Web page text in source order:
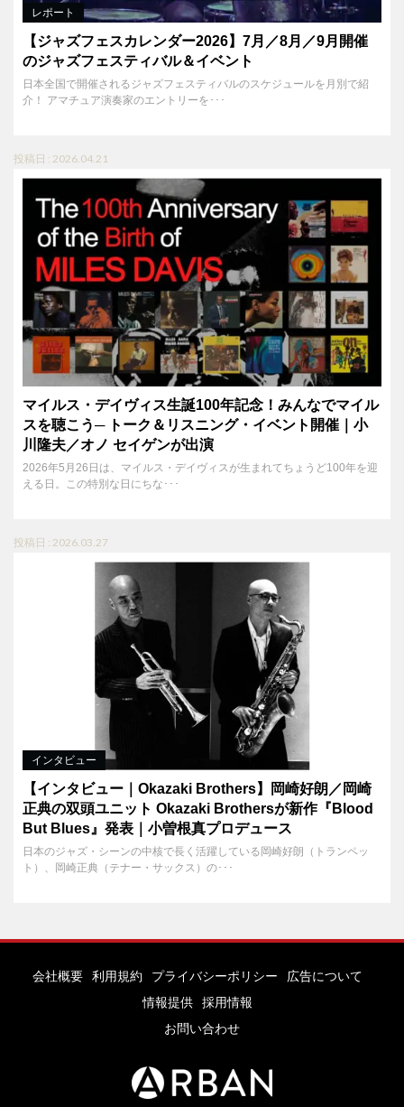
レポート
【ジャズフェスカレンダー2026】7月／8月／9月開催
のジャズフェスティバル＆イベント
日本全国で開催されるジャズフェスティバルのスケジュールを月別で紹
介！ アマチュア演奏家のエントリーを･･･
投稿日 : 2026.04.21
マイルス・デイヴィス生誕100年記念！みんなでマイル
スを聴こう─ トーク＆リスニング・イベント開催｜小
川隆夫／オノ セイゲンが出演
2026年5月26日は、マイルス・デイヴィスが生まれてちょうど100年を迎
える日。この特別な日にちな･･･
投稿日 : 2026.03.27
インタビュー
【インタビュー｜Okazaki Brothers】岡崎好朗／岡崎
正典の双頭ユニット Okazaki Brothersが新作『Blood
But Blues』発表｜小曽根真プロデュース
日本のジャズ・シーンの中核で長く活躍している岡崎好朗（トランペッ
ト）、岡崎正典（テナー・サックス）の･･･
会社概要 利用規約 プライバシーポリシー
広告について
情報提供
採用情報
お問い合わせ